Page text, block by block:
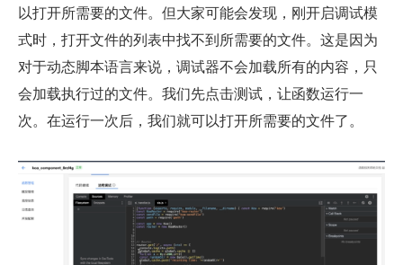
以打开所需要的文件。但大家可能会发现，刚开启调试模
式时，打开文件的列表中找不到所需要的文件。这是因为
对于动态脚本语言来说，调试器不会加载所有的内容，只
会加载执行过的文件。我们先点击测试，让函数运行一
次。在运行一次后，我们就可以打开所需要的文件了。